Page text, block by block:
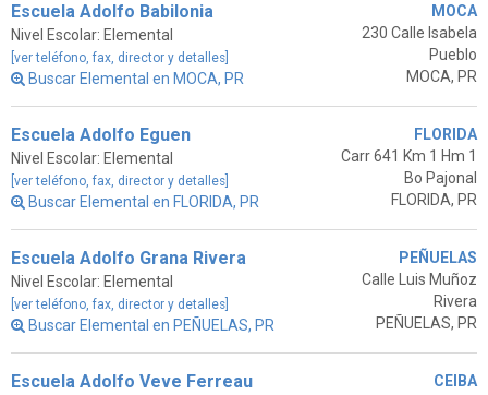
Escuela Adolfo Babilonia
Nivel Escolar: Elemental
[ver teléfono, fax, director y detalles]
Buscar Elemental en MOCA, PR
MOCA
230 Calle Isabela
Pueblo
MOCA, PR
Escuela Adolfo Eguen
Nivel Escolar: Elemental
[ver teléfono, fax, director y detalles]
Buscar Elemental en FLORIDA, PR
FLORIDA
Carr 641 Km 1 Hm 1
Bo Pajonal
FLORIDA, PR
Escuela Adolfo Grana Rivera
Nivel Escolar: Elemental
[ver teléfono, fax, director y detalles]
Buscar Elemental en PEÑUELAS, PR
PEÑUELAS
Calle Luis Muñoz
Rivera
PEÑUELAS, PR
Escuela Adolfo Veve Ferreau
CEIBA